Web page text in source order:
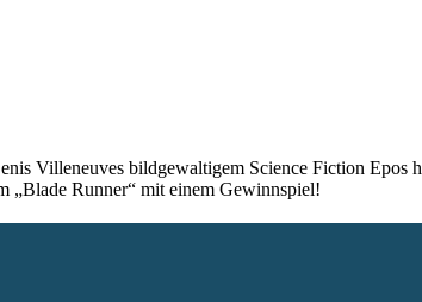
Villeneuves bildgewaltigem Science Fiction Epos
„Blade Runner“ mit einem Gewinnspiel!